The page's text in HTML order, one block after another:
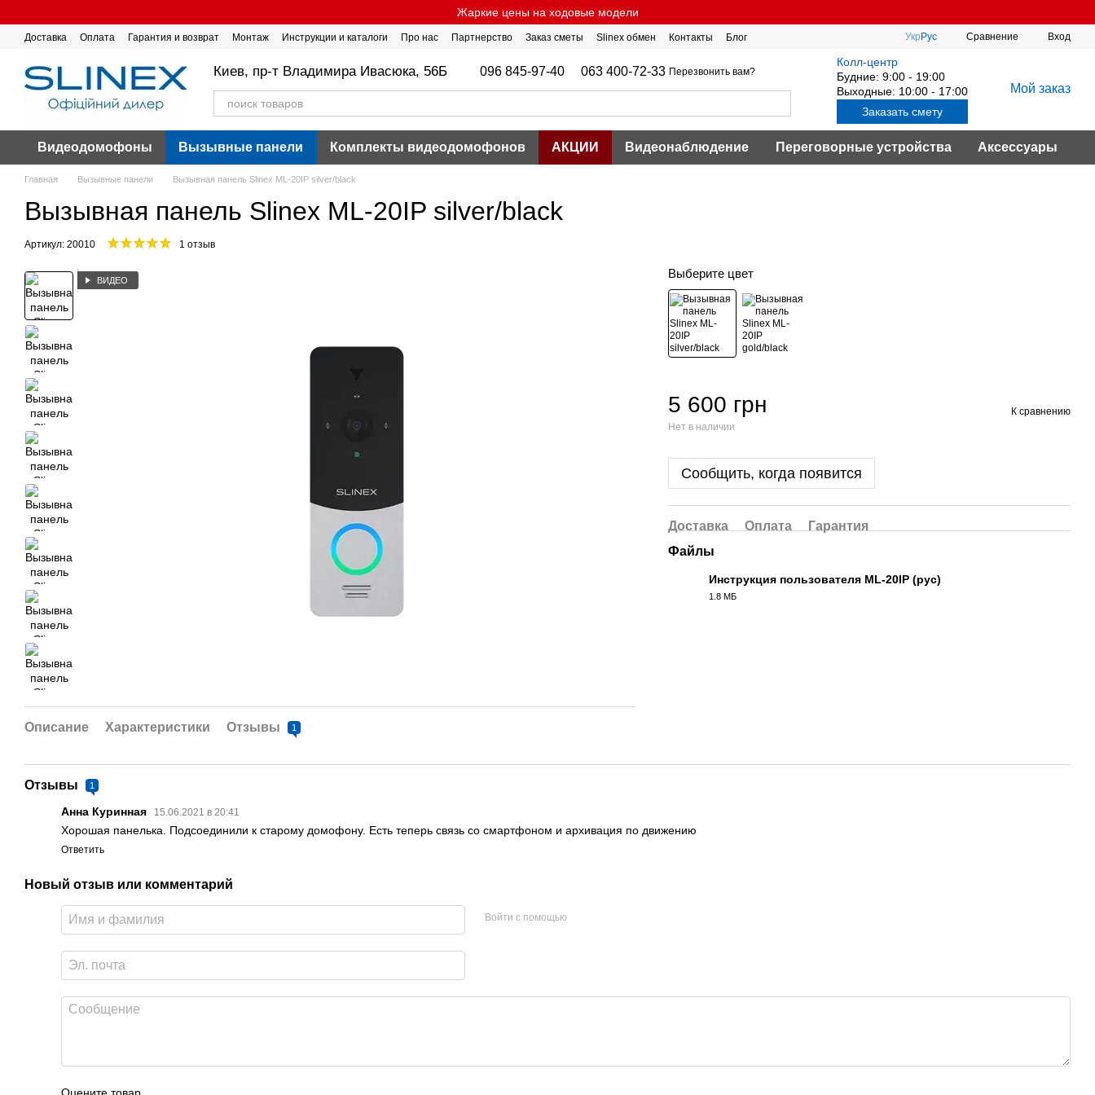
Жаркие цены на ходовые модели
Доставка Оплата Гарантия и возврат Монтаж Инструкции и каталоги Про нас Партнерство Заказ сметы Slinex обмен Контакты Блог Укр Рус Сравнение Вход
Киев, пр-т Владимира Ивасюка, 56Б 096 845-97-40 063 400-72-33 Перезвонить вам?
Колл-центр
Будние: 9:00 - 19:00
Выходные: 10:00 - 17:00
Заказать смету
Мой заказ
Видеодомофоны Вызывные панели Комплекты видеодомофонов АКЦИИ Видеонаблюдение Переговорные устройства Аксессуары
Главная Вызывные панели Вызывная панель Slinex ML-20IP silver/black
Вызывная панель Slinex ML-20IP silver/black
Артикул: 20010 1 отзыв
ВИДЕО
Описание Характеристики Отзывы 1
Выберите цвет
5 600 грн
Нет в наличии
К сравнению
Сообщить, когда появится
Доставка Оплата
Гарантия
Файлы
Инструкция пользователя ML-20IP (рус)
1.8 МБ
Отзывы 1
Анна Куринная 15.06.2021 в 20:41
Хорошая панелька. Подсоединили к старому домофону. Есть теперь связь со смартфоном и архивация по движению
Ответить
Новый отзыв или комментарий
Войти с помощью